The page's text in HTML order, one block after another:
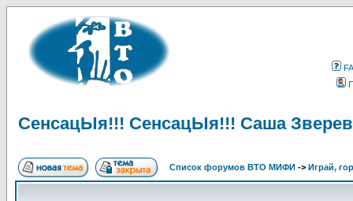
СенсацЫя!!! СенсацЫя!!! Саша
Список форумов ВТО МИФИ -> Играй,